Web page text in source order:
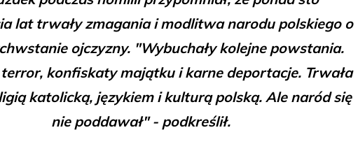
lat trwały zmagania i modlitwa narodu polskiego o
ojczyzny. "Wybuchały kolejne powstania.
terror, konfiskaty majątku i karne deportacje. Trwała
katolicką, językiem i kulturą polską. Ale naród się
nie poddawał" - podkreślił.